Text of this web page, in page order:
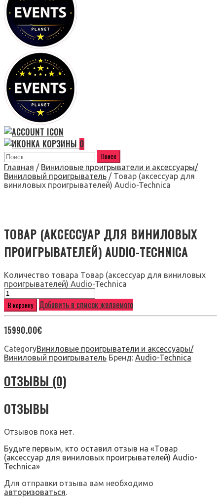
0
Главная / Виниловые проигрыватели и аксессуары/
Виниловый проигрыватель / Товар (аксессуар для
виниловых проигрывателей) Audio-Technica
ТОВАР (АКСЕССУАР ДЛЯ ВИНИЛОВЫХ
ПРОИГРЫВАТЕЛЕЙ) AUDIO-TECHNICA
Количество товара Товар (аксессуар для виниловых
проигрывателей) Audio-Technica
В корзину Добавить в список желаемого
15990.00€
CategoryВиниловые проигрыватели и аксессуары/
Виниловый проигрыватель Бренд: Audio-Technica
ОТЗЫВЫ (0)
ОТЗЫВЫ
Отзывов пока нет.
Будьте первым, кто оставил отзыв на «Товар
(аксессуар для виниловых проигрывателей) Audio-
Technica»
Для отправки отзыва вам необходимо
авторизоваться.